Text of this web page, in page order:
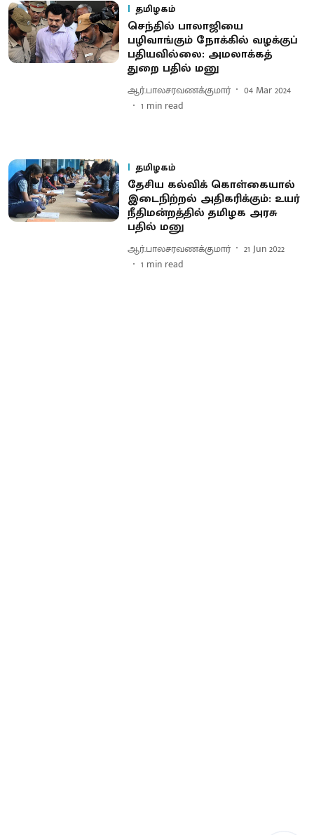
தமிழகம்
செந்தில் பாலாஜியை
பழிவாங்கும் நோக்கில் வழக்குப்
பதியவில்லை: அமலாக்கத்
துறை பதில் மனு
ஆர்.பாலசரவணக்குமார்
04 Mar 2024
1 min read
தமிழகம்
தேசிய கல்விக் கொள்கையால்
இடைநிற்றல் அதிகரிக்கும்: உயர்
நீதிமன்றத்தில் தமிழக அரசு
பதில் மனு
ஆர்.பாலசரவணக்குமார்
21 Jun 2022
1 min read